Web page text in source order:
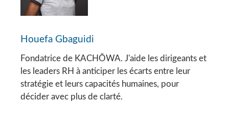
Houefa Gbaguidi
Fondatrice de KACHŌWA. J'aide les dirigeants et
les leaders RH à anticiper les écarts entre leur
stratégie et leurs capacités humaines, pour
décider avec plus de clarté.